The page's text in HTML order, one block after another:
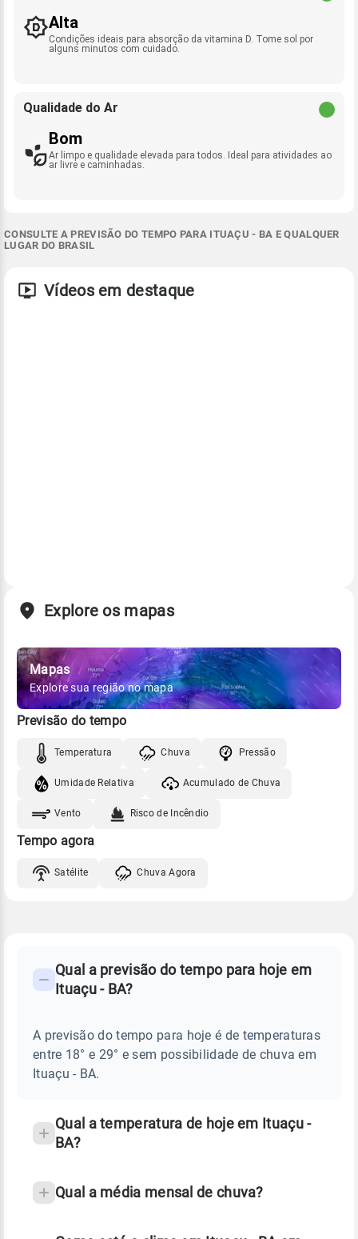
Alta
Condições ideais para absorção da vitamina D. Tome sol por
alguns minutos com cuidado.
Qualidade do Ar
Bom
Ar limpo e qualidade elevada para todos. Ideal para atividades ao
ar livre e caminhadas.
CONSULTE A PREVISÃO DO TEMPO PARA ITUAÇU - BA E QUALQUER
LUGAR DO BRASIL
Vídeos em destaque
Explore os mapas
Mapas
Explore sua região no mapa
Previsão do tempo
Temperatura Chuva Pressão
Umidade Relativa Acumulado de Chuva
Vento Risco de Incêndio
Tempo agora
Satélite Chuva Agora
TEMPO
Perguntas
sobre
chuva
Qual a previsão do tempo para hoje em
Ituaçu - BA?
A previsão do tempo para hoje é de temperaturas
entre 18° e 29° e sem possibilidade de chuva em
Ituaçu - BA.
Qual a temperatura de hoje em Ituaçu -
BA?
Qual a média mensal de chuva?